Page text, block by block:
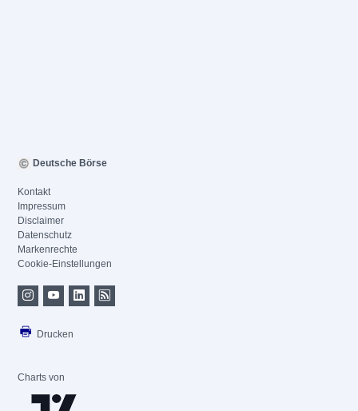
Deutsche Börse
Kontakt
Impressum
Disclaimer
Datenschutz
Markenrechte
Cookie-Einstellungen
Drucken
Charts von